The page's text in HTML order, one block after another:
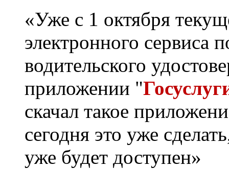
«Уже с 1 октября
электронного сервиса
водительского
приложении "
скачал такое
сегодня это уже
уже будет доступен»